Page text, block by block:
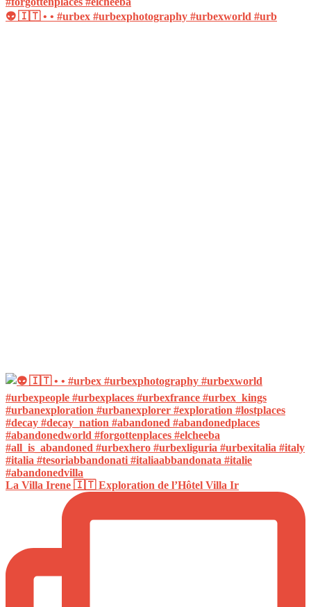
👽 🇮🇹 • • #urbex #urbexphotography #urbexworld #urb
La Villa Irene 🇮🇹 Exploration de l’Hôtel Villa Ir